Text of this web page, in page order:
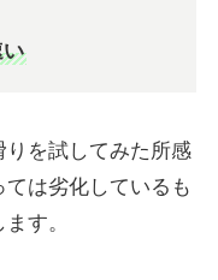
を試してみた所感
は劣化しているも
す。